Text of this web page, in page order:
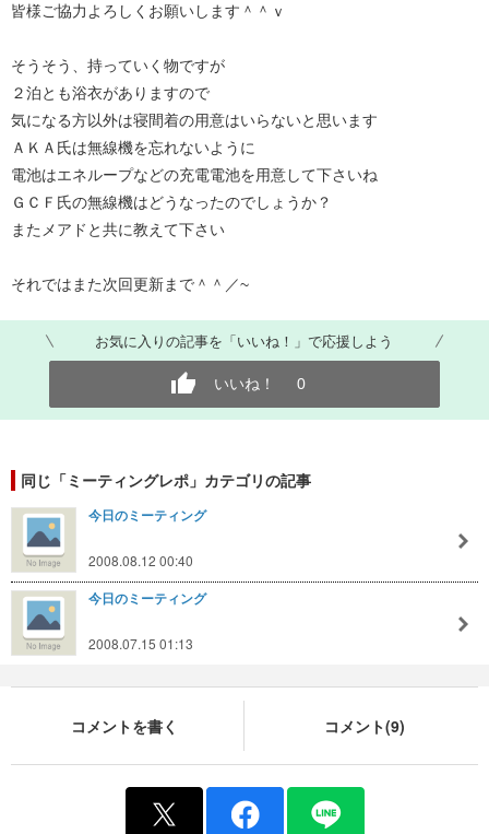
皆様ご協力よろしくお願いします＾＾ｖ
そうそう、持っていく物ですが
２泊とも浴衣がありますので
気になる方以外は寝間着の用意はいらないと思います
ＡＫＡ氏は無線機を忘れないように
電池はエネループなどの充電電池を用意して下さいね
ＧＣＦ氏の無線機はどうなったのでしょうか？
またメアドと共に教えて下さい
それではまた次回更新まで＾＾／~
お気に入りの記事を「いいね！」で応援しよう
いいね！ 0
同じ「ミーティングレポ」カテゴリの記事
今日のミーティング
2008.08.12 00:40
今日のミーティング
2008.07.15 01:13
コメントを書く コメント(9)